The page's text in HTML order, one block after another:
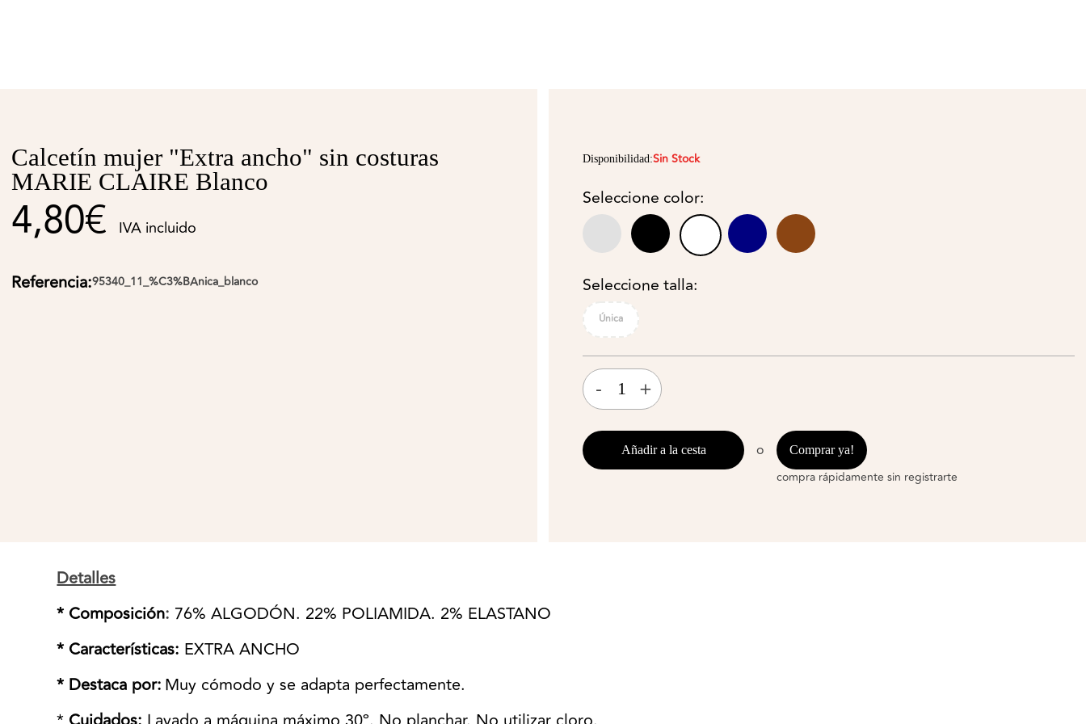
Calcetín mujer "Extra ancho" sin costuras
MARIE CLAIRE Blanco
4,80€ IVA incluido
Referencia:95340_11_%C3%BAnica_blanco
Disponibilidad:Sin Stock
Seleccione color:
Seleccione talla:
Única
- +
Añadir a la cesta o Comprar ya!
compra rápidamente sin registrarte
Detalles
* Composición: 76% ALGODÓN. 22% POLIAMIDA. 2% ELASTANO
* Características: EXTRA ANCHO
* Destaca por:Muy cómodo y se adapta perfectamente.